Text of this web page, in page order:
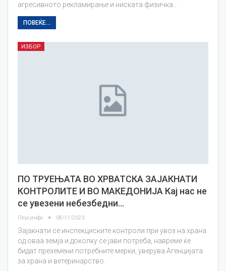
агресивното рекламирање и ниската физичка…
ПОВЕЌЕ...
ИЗБОР
ПО ТРУЕЊАТА ВО ХРВАТСКА ЗАЈАКНАТИ
КОНТРОЛИТЕ И ВО МАКЕДОНИЈА Кај нас не
се увезени небезбедни…
Плусинфо 08/11/2023
Зајакнати се инспекциските контроли при увоз на храна
од оваа земја и доколку се јави потреба, навреме ќе
бидат преземени потребните мерки, уверува Агенцијата
за храна и ветеринарство.